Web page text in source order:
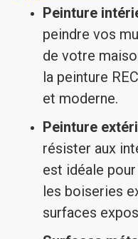
Peinture
peindre vos
de votre
la peinture
et moderne.
Peinture
résister aux
est idéale
les boiseries
surfaces